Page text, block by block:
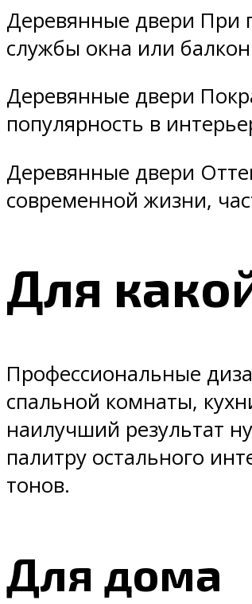
Деревянные двери При
службы окна или
Деревянные двери
популярность в
Деревянные двери
современной жизни,
Для
Профессиональные
спальной комнаты,
наилучший результат
палитру остального
тонов.
Для дома